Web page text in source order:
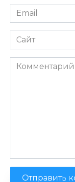
Email
*
Сайт
Комментарий